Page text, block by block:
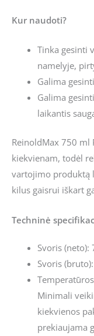
Kur naudoti?
Tinka gesinti
namelyje,
Galima
Galima
laikantis
ReinoldMax 750 ml
kiekvienam, todėl
vartojimo produktą
kilus gaisrui iškart
Techninė
Svoris (neto):
Svoris
Minimali
kiekvienos
prekiaujama